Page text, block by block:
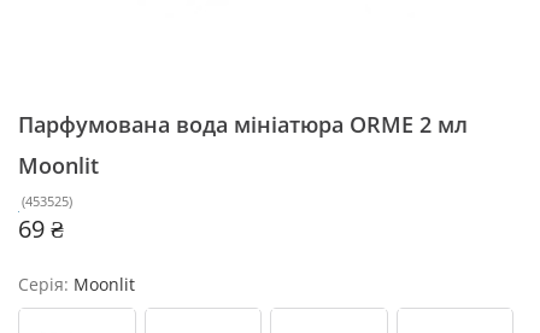
Парфумована вода мініатюра ORME 2 мл
Moonlit
(453525)
69 ₴
Серія: Moonlit